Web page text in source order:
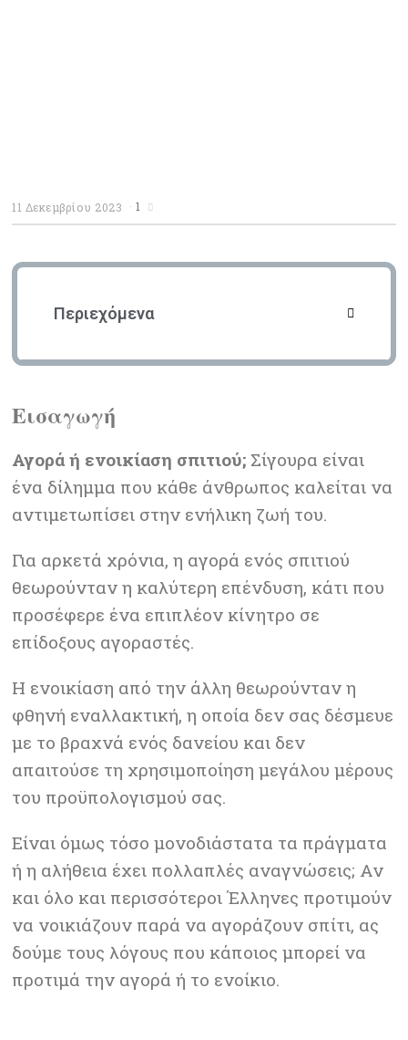
11 Δεκεμβρίου 2023 1
Περιεχόμενα
Εισαγωγή
Αγορά ή ενοικίαση σπιτιού; Σίγουρα είναι
ένα δίλημμα που κάθε άνθρωπος καλείται να
αντιμετωπίσει στην ενήλικη ζωή του.
Για αρκετά χρόνια, η αγορά ενός σπιτιού
θεωρούνταν η καλύτερη επένδυση, κάτι που
προσέφερε ένα επιπλέον κίνητρο σε
επίδοξους αγοραστές.
Η ενοικίαση από την άλλη θεωρούνταν η
φθηνή εναλλακτική, η οποία δεν σας δέσμευε
με το βραχνά ενός δανείου και δεν
απαιτούσε τη χρησιμοποίηση μεγάλου μέρους
του προϋπολογισμού σας.
Είναι όμως τόσο μονοδιάστατα τα πράγματα
ή η αλήθεια έχει πολλαπλές αναγνώσεις; Αν
και όλο και περισσότεροι Έλληνες προτιμούν
να νοικιάζουν παρά να αγοράζουν σπίτι, ας
δούμε τους λόγους που κάποιος μπορεί να
προτιμά την αγορά ή το ενοίκιο.